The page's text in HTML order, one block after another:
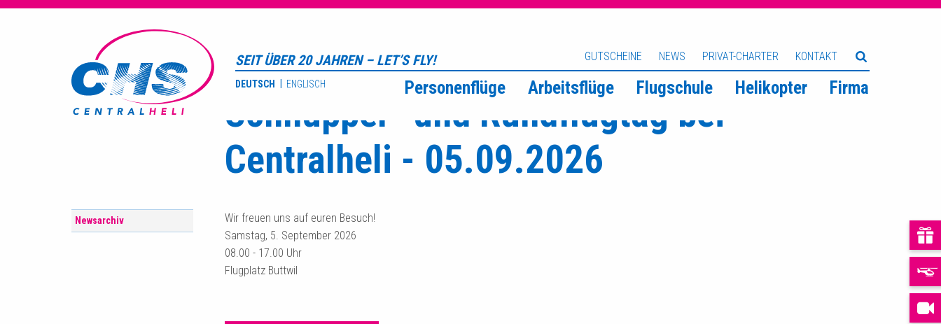
DEUTSCH ENGLISCH
GUTSCHEINE NEWS PRIVAT-CHARTER KONTAKT
SEIT ÜBER 20 JAHREN – LET’S FLY!
Personenflüge Arbeitsflüge Flugschule Helikopter Firma
Wednesday, 24. June 2026
Schnupper- und Rundflugtag bei
Centralheli - 05.09.2026
Newsarchiv
Wir freuen uns auf euren Besuch!
Samstag, 5. September 2026
08.00 - 17.00 Uhr
Flugplatz Buttwil